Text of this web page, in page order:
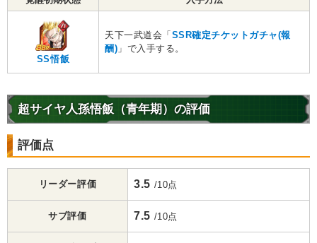
SS悟飯
天下一武道会「 SSR確定チケットガチャ(報
酬) 」で入手する。
超サイヤ人孫悟飯（青年期）の評価
評価点
リーダー評価 3.5 /10点
サブ評価 7.5 /10点